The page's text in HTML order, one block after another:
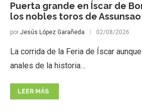
Puerta grande en Íscar de
los nobles toros de
por Jesús López Garañeda 02/08/2026
La corrida de la Feria de Íscar
anales de la historia…
LEER MÁS